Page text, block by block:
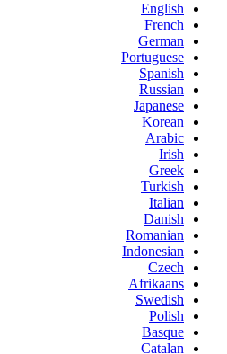
English
French
German
Portuguese
Spanish
Russian
Japanese
Korean
Arabic
Irish
Greek
Turkish
Italian
Danish
Romanian
Indonesian
Czech
Afrikaans
Swedish
Polish
Basque
Catalan